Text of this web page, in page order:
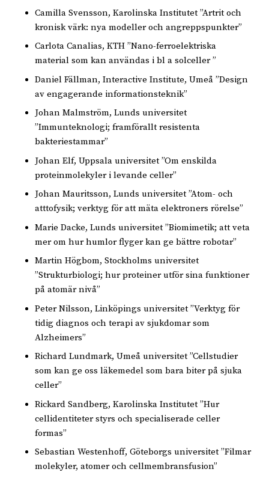
Camilla Svensson, Karolinska Institutet ”Artrit och
kronisk värk: nya modeller och angreppspunkter”
Carlota Canalias, KTH ”Nano-ferroelektriska
material som kan användas i bl a solceller ”
Daniel Fällman, Interactive Institute, Umeå ”Design
av engagerande informationsteknik”
Johan Malmström, Lunds universitet
”Immunteknologi; framförallt resistenta
bakteriestammar”
Johan Elf, Uppsala universitet ”Om enskilda
proteinmolekyler i levande celler”
Johan Mauritsson, Lunds universitet ”Atom- och
atttofysik; verktyg för att mäta elektroners rörelse”
Marie Dacke, Lunds universitet ”Biomimetik; att veta
mer om hur humlor flyger kan ge bättre robotar”
Martin Högbom, Stockholms universitet
”Strukturbiologi; hur proteiner utför sina funktioner
på atomär nivå”
Peter Nilsson, Linköpings universitet ”Verktyg för
tidig diagnos och terapi av sjukdomar som
Alzheimers”
Richard Lundmark, Umeå universitet ”Cellstudier
som kan ge oss läkemedel som bara biter på sjuka
celler”
Rickard Sandberg, Karolinska Institutet ”Hur
cellidentiteter styrs och specialiserade celler
formas”
Sebastian Westenhoff, Göteborgs universitet ”Filmar
molekyler, atomer och cellmembransfusion”